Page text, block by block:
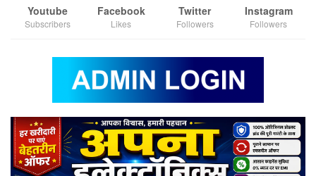
Youtube
Subscribers
Facebook
Likes
Twitter
Followers
Instagram
Followers